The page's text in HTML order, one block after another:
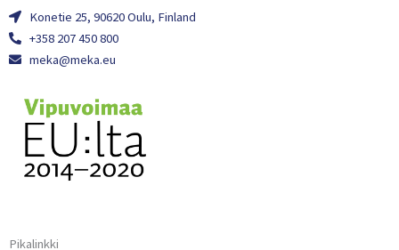
Konetie 25, 90620 Oulu, Finland
+358 207 450 800
meka@meka.eu
Pikalinkki